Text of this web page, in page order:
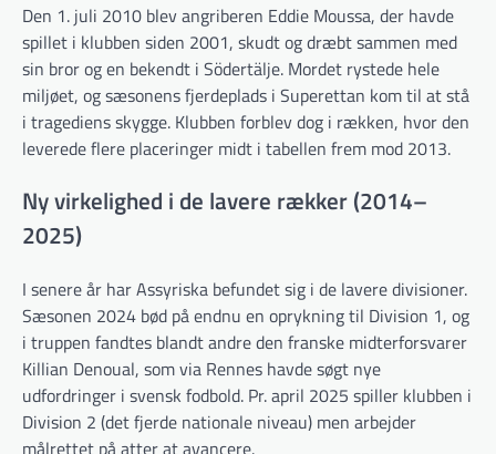
Den 1. juli 2010 blev angriberen Eddie Moussa, der havde
spillet i klubben siden 2001, skudt og dræbt sammen med
sin bror og en bekendt i Södertälje. Mordet rystede hele
miljøet, og sæsonens fjerdeplads i Superettan kom til at stå
i tragediens skygge. Klubben forblev dog i rækken, hvor den
leverede flere placeringer midt i tabellen frem mod 2013.
Ny virkelighed i de lavere rækker (2014–
2025)
I senere år har Assyriska befundet sig i de lavere divisioner.
Sæsonen 2024 bød på endnu en oprykning til Division 1, og
i truppen fandtes blandt andre den franske midterforsvarer
Killian Denoual, som via Rennes havde søgt nye
udfordringer i svensk fodbold. Pr. april 2025 spiller klubben i
Division 2 (det fjerde nationale niveau) men arbejder
målrettet på atter at avancere.